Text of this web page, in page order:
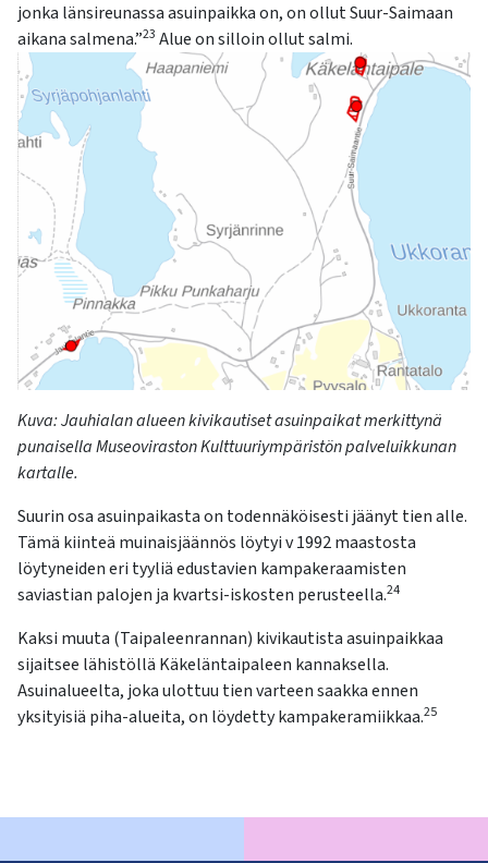
kosketus-
ja
pyyhkäisyliikkeitä.
jonka länsireunassa asuinpaikka on, on ollut Suur-Saimaan
aikana salmena.”23 Alueonsilloinollut salmi.
Kuva:Jauhialanalueen kivikautiset asuinpaikat merkittynä
punaisella Museoviraston Kulttuuriympäristön palveluikkunan
kartalle.
Suurin osa asuinpaikasta on todennäköisesti jäänyt tien alle.
Tämä kiinteä muinaisjäännös löytyi v 1992 maastosta
löytyneiden eri tyyliä edustavien kampakeraamisten
saviastian palojen ja kvartsi-iskosten perusteella.24
Kaksi muuta (Taipaleenrannan) kivikautista asuinpaikkaa
sijaitsee lähistöllä Käkeläntaipaleen kannaksella.
Asuinalueelta, joka ulottuu tien varteen saakka ennen
yksityisiä piha-alueita, on löydetty kampakeramiikkaa.25